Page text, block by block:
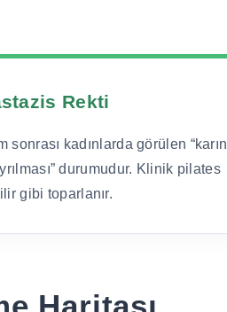
Rekti
sonrası kadınlarda görülen “karın
durumudur. Klinik pilates
gibi toparlanır.
Haritası